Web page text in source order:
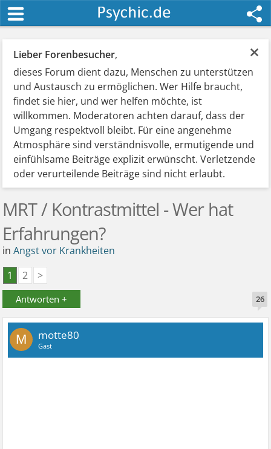
×
Lieber Forenbesucher,
dieses Forum dient dazu, Menschen zu unterstützen
und Austausch zu ermöglichen. Wer Hilfe braucht,
findet sie hier, und wer helfen möchte, ist
willkommen. Moderatoren achten darauf, dass der
Umgang respektvoll bleibt. Für eine angenehme
Atmosphäre sind verständnisvolle, ermutigende und
einfühlsame Beiträge explizit erwünscht. Verletzende
oder verurteilende Beiträge sind nicht erlaubt.
MRT / Kontrastmittel - Wer hat
Erfahrungen?
inAngst vor Krankheiten
1
2 >
Antworten + 26
M motte80
Gast